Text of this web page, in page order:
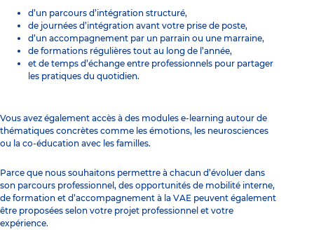
d’un parcours d’intégration structuré,
de journées d’intégration avant votre prise de poste,
d’un accompagnement par un parrain ou une marraine,
de formations régulières tout au long de l’année,
et de temps d’échange entre professionnels pour partager
les pratiques du quotidien.
Vous avez également accès à des modules e-learning autour de
thématiques concrètes comme les émotions, les neurosciences
ou la co-éducation avec les familles.
Parce que nous souhaitons permettre à chacun d’évoluer dans
son parcours professionnel, des opportunités de mobilité interne,
de formation et d’accompagnement à la VAE peuvent également
être proposées selon votre projet professionnel et votre
expérience.